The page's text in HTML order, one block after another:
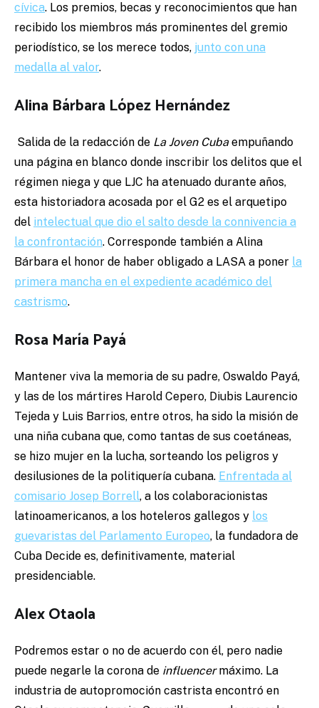
cívica. Los premios, becas y reconocimientos que han
recibido los miembros más prominentes del gremio
periodístico, se los merece todos, junto con una
medalla al valor.
Alina Bárbara López Hernández
Salida de la redacción de La Joven Cubaempuñando
una página en blanco donde inscribir los delitos que el
régimen niega y que LJC ha atenuado durante años,
esta historiadora acosada por el G2 es el arquetipo
del intelectual que dio el salto desde la connivencia a
la confrontación. Corresponde también a Alina
Bárbara el honor de haber obligado a LASA a poner la
primera mancha en el expediente académico del
castrismo.
Rosa María Payá
Mantener viva la memoria de su padre, Oswaldo Payá,
y las de los mártires Harold Cepero, Diubis Laurencio
Tejeda y Luis Barrios, entre otros, ha sido la misión de
una niña cubana que, como tantas de sus coetáneas,
se hizo mujer en la lucha, sorteando los peligros y
desilusiones de la politiquería cubana. Enfrentada al
comisario Josep Borrell, a los colaboracionistas
latinoamericanos, a los hoteleros gallegos y los
guevaristas del Parlamento Europeo, la fundadora de
Cuba Decide es, definitivamente, material
presidenciable.
Alex Otaola
Podremos estar o no de acuerdo con él, pero nadie
puede negarle la corona de influencermáximo. La
industria de autopromoción castrista encontró en